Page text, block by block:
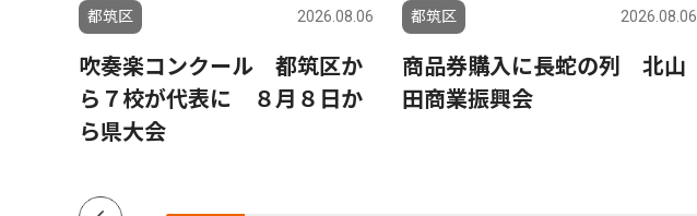
都筑区 2026.08.06
吹奏楽コンクール 都筑区か
ら７校が代表に ８月８日か
ら県大会
都筑区 2026.08.06
商品券購入に長蛇の列 北山
田商業振興会